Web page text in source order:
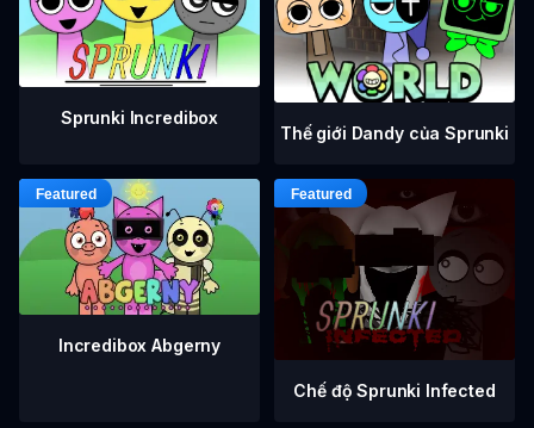
Sprunki Incredibox
Thế giới Dandy của Sprunki
Incredibox Abgerny
Chế độ Sprunki Infected